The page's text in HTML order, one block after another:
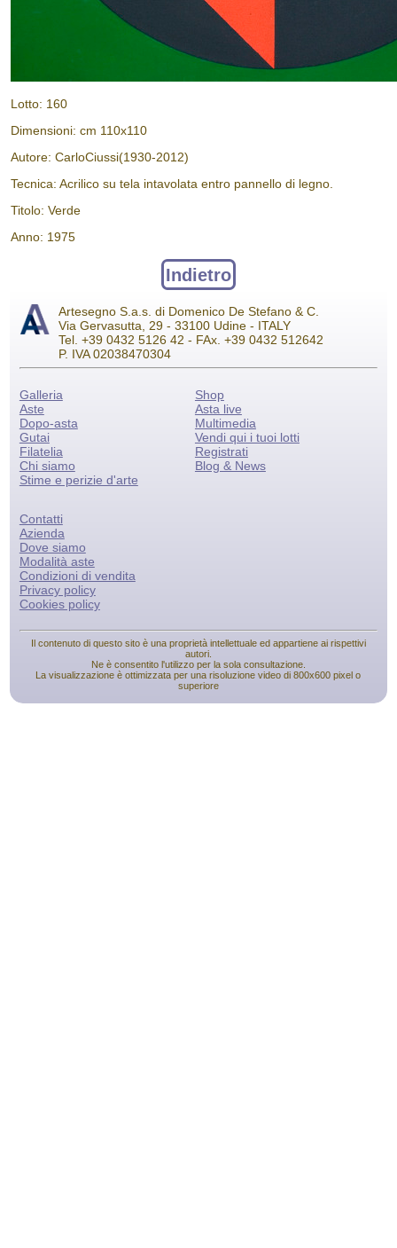
Lotto: 160
Dimensioni: cm 110x110
Autore: CarloCiussi(1930-2012)
Tecnica: Acrilico su tela intavolata entro pannello di legno.
Titolo: Verde
Anno: 1975
Indietro
Artesegno S.a.s. di Domenico De Stefano & C.
Via Gervasutta, 29 - 33100 Udine - ITALY
Tel. +39 0432 5126 42 - FAx. +39 0432 512642
P. IVA 02038470304
Galleria
Aste
Dopo-asta
Gutai
Filatelia
Chi siamo
Stime e perizie d'arte
Shop
Asta live
Multimedia
Vendi qui i tuoi lotti
Registrati
Blog & News
Contatti
Azienda
Dove siamo
Modalità aste
Condizioni di vendita
Privacy policy
Cookies policy
Il contenuto di questo sito è una proprietà intellettuale ed appartiene ai rispettivi
autori.
Ne è consentito l'utilizzo per la sola consultazione.
La visualizzazione è ottimizzata per una risoluzione video di 800x600 pixel o
superiore